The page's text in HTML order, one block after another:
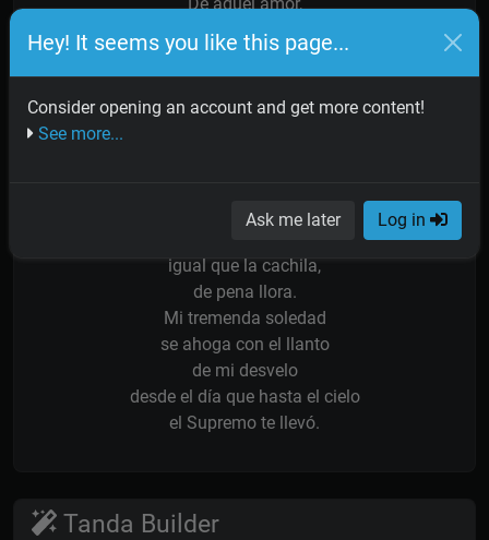
Hey! It seems you like this page...
Consider opening an account and get more content!
See more...
Ask me later Log in
sol de juventud,
que fue un altar
hoy sólo quedó
esta angustia sin final
verán tu aurora
igual que la cachila,
de pena llora.
Mi tremenda soledad
se ahoga con el llanto
de mi desvelo
desde el día que hasta el cielo
el Supremo te llevó.
Tanda Builder